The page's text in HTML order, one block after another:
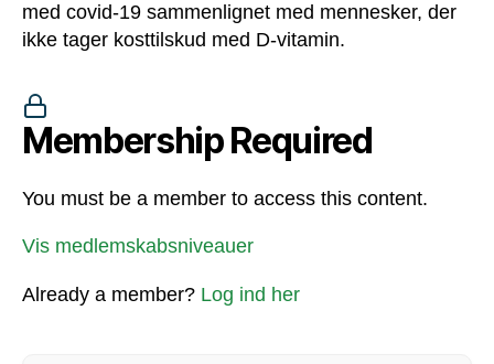
med covid-19 sammenlignet med mennesker, der
ikke tager kosttilskud med D-vitamin.
Membership Required
You must be a member to access this content.
Vis medlemskabsniveauer
Already a member? Log ind her